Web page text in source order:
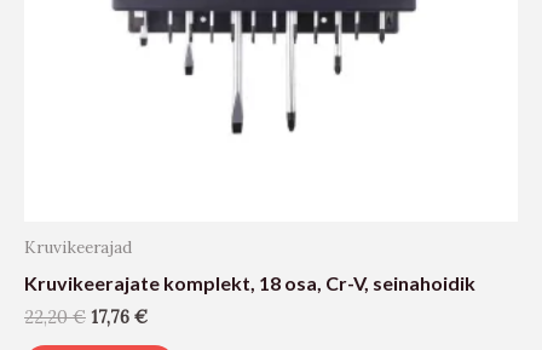
Kruvikeerajad
Kruvikeerajate komplekt, 18 osa, Cr-V, seinahoidik
22,20€ 17,76 €